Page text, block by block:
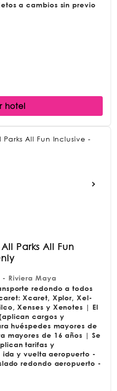
a cambios sin previo
hotel
Parks All Fun
- Riviera Maya
redondo a todos
Xcaret, Xplor, Xel-
Xenses y Xenotes | El
cargos y
huéspedes mayores de
tarifas y
ida y vuelta aeropuerto -
redondo aeropuerto -